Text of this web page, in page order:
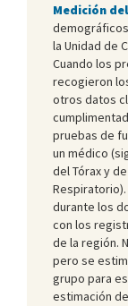
Medición
la Unidad de
Cuando los
recogieron
otros datos
pruebas de
un médico
del Tórax y
durante los
con los
de la región.
pero se
grupo para
estimación